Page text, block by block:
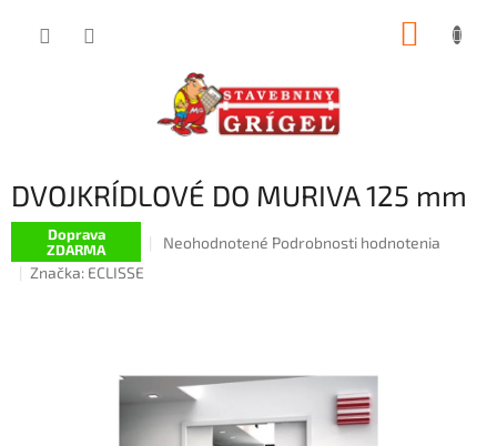
DVOJKRÍDLOVÉ DO MURIVA 125 mm
Doprava
ZDARMA
Priemerné
hviezdičiek.
Neohodnotené Podrobnosti hodnotenia
Značka: ECLISSE